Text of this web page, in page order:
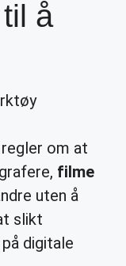
å
om at
filme
uten å
slikt
digitale